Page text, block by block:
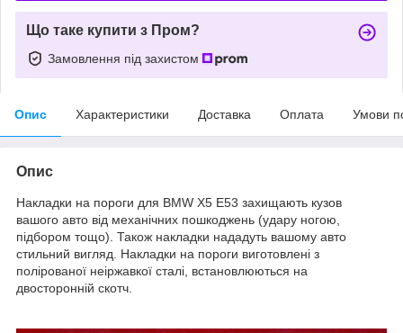
Що таке купити з Пром?
Замовлення під захистом
Опис Характеристики Доставка Оплата Умови
Опис
Накладки на пороги для BMW X5 E53 захищають кузов
вашого авто від механічних пошкоджень (удару ногою,
підбором тощо). Також накладки нададуть вашому авто
стильний вигляд. Накладки на пороги виготовлені з
полірованої неіржавкої сталі, встановлюються на
двосторонній скотч.